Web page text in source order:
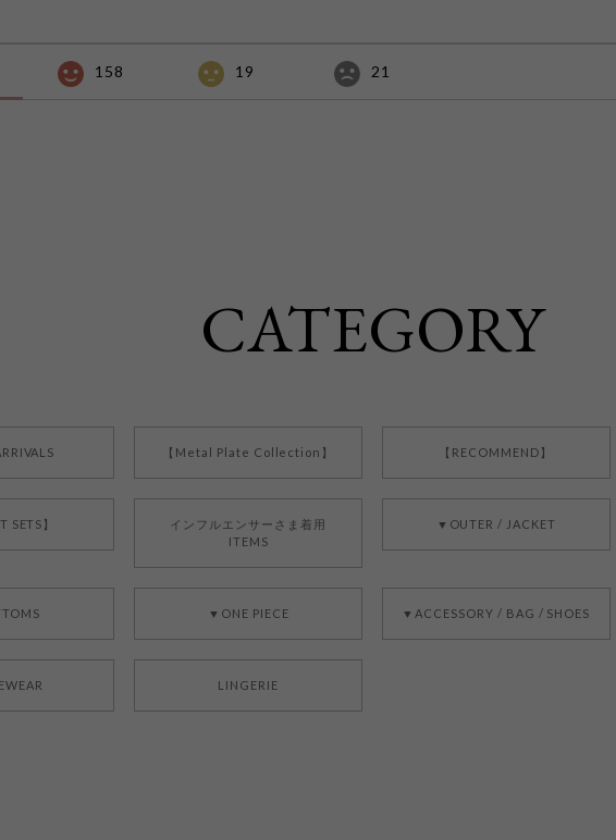
158 19 21
CATEGORY
【Metal Plate Collection】 【RECOMMEND】
SETS】
インフルエンサーさま着用
ITEMS
▼OUTER / JACKET
▼ONE PIECE ▼ACCESSORY / BAG / SHOES
LINGERIE